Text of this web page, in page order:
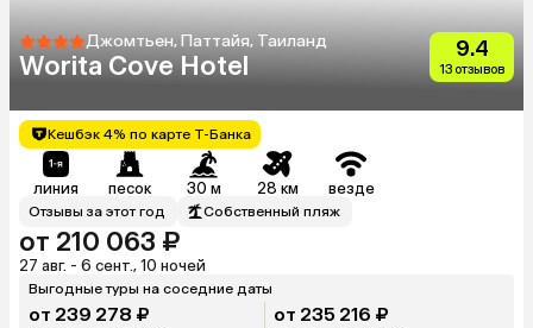
Джомтьен, Паттайя, Таиланд
Worita Cove Hotel
9.4
13 отзывов
Кешбэк 4% по карте Т-Банка
линия песок 30 м 28 км везде
Отзывы за этот год Собственный пляж
от 210 063 ₽
27 авг. - 6 сент., 10 ночей
Выгодные туры на соседние даты
от 239 278 ₽ от 235 216 ₽